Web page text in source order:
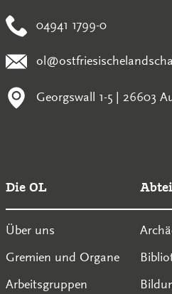
04941 1799-0
Georgswall 1-5 | 26603
Die OL
Über uns
Gremien und Organe
Arbeitsgruppen